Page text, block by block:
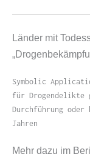
Länder mit
Symbolic
für Drogendelikte
Durchführung
Jahren
Mehr dazu im